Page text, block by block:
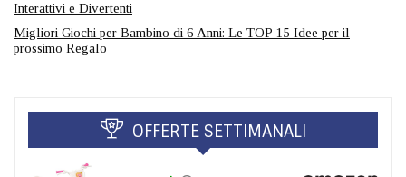
Interattivi e Divertenti
Migliori Giochi per Bambino di 6 Anni: Le TOP 15 Idee per il
prossimo Regalo
OFFERTE SETTIMANALI